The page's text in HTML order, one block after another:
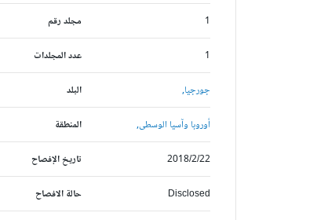
مجلد رقم 1
عدد المجلدات 1
البلد جورجيا,
المنطقة أوروبا وآسيا الوسطى,
تاريخ الإفصاح 2018/2/22
حالة الافصاح Disclosed